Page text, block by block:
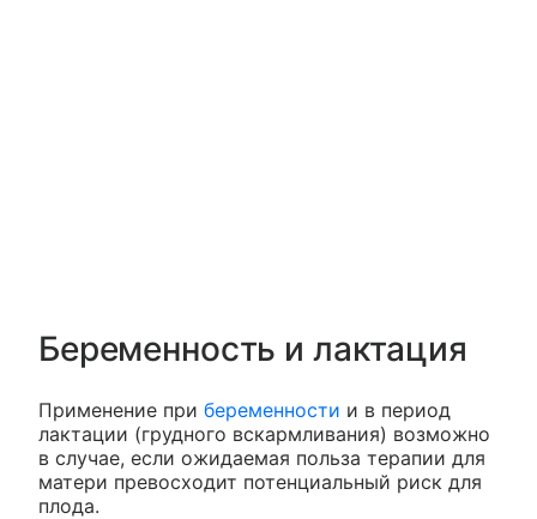
Беременность и лактация
Применение при беременности и в период
лактации (грудного вскармливания) возможно
в случае, если ожидаемая польза терапии для
матери превосходит потенциальный риск для
плода.